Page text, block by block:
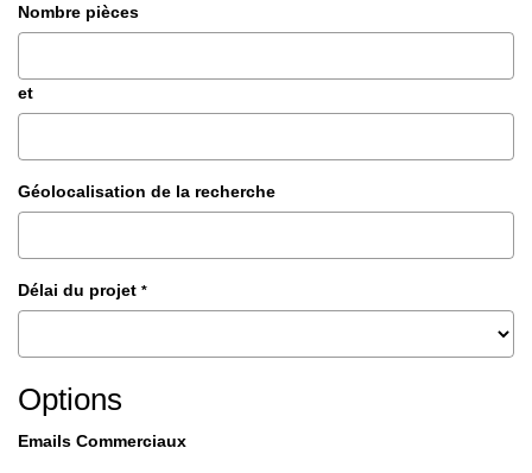
Nombre pièces
et
Géolocalisation de la recherche
Délai du projet *
Options
Emails Commerciaux